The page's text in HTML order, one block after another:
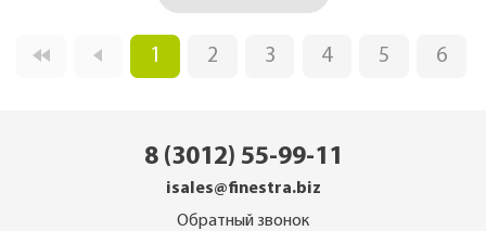
1 2 3 4 5 6
8 (3012) 55-99-11
isales@finestra.biz
Обратный звонок